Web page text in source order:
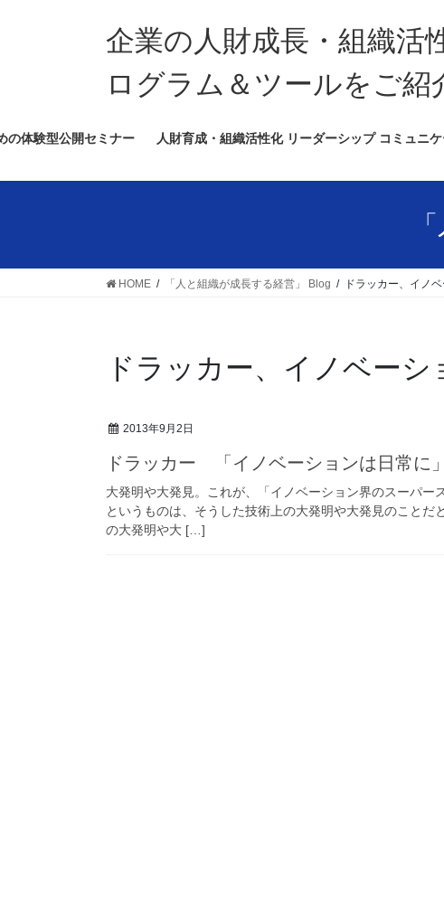
ス
ッ
ン
移
企業の人財成長・組織活
ログラム＆ツールをご紹
の体験型公開セミナー 人財育成・組織活性化 リーダーシップ コミュニ
HOME 「人と組織が成長する経営」 Blog ドラッカー、イノ
ドラッカー、イノベーシ
2013年9月2日
ドラッカー 「イノベーションは日常に」
大発明や大発見。これが、「イノベーション界のスーパー
というものは、そうした技術上の大発明や大発見のこと
の大発明や大 […]